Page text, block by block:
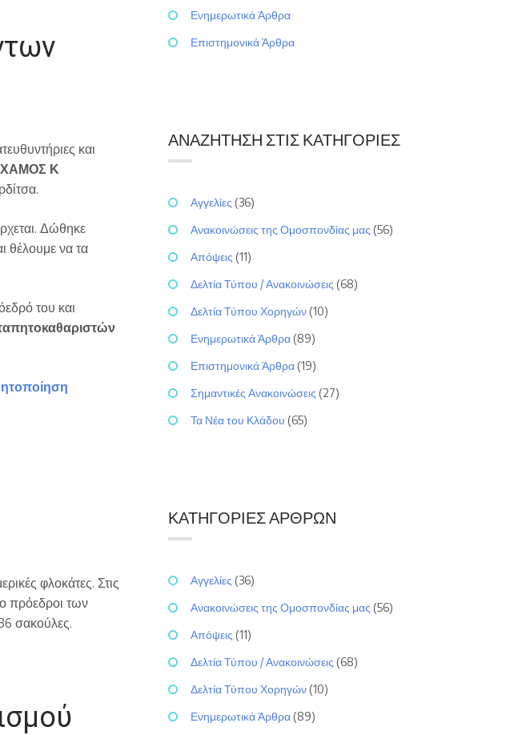
και
ΧΑΜΟΣ Κ
Δώθηκε
θέλουμε να τα
του και
φλοκάτες. Στις
πρόεδροι των
σακούλες.
Ενημερωτικά Άρθρα
Επιστημονικά Άρθρα
ΑΝΑΖΉΤΗΣΗ ΣΤΙΣ ΚΑΤΗΓΟΡΊΕΣ
Αγγελίες (36)
Ανακοινώσεις της Ομοσπονδίας μας (56)
Απόψεις (11)
Δελτία Τύπου / Ανακοινώσεις (68)
Δελτία Τύπου Χορηγών (10)
Ενημερωτικά Άρθρα (89)
Επιστημονικά Άρθρα (19)
Σημαντικές Ανακοινώσεις (27)
Τα Νέα του Κλάδου (65)
ΚΑΤΗΓΟΡΊΕΣ ΆΡΘΡΩΝ
Αγγελίες (36)
Ανακοινώσεις της Ομοσπονδίας μας (56)
Απόψεις (11)
Δελτία Τύπου / Ανακοινώσεις (68)
Δελτία Τύπου Χορηγών (10)
Ενημερωτικά Άρθρα (89)